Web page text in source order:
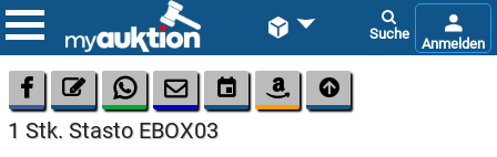
 
      
1 Stk. Stasto EBOX03